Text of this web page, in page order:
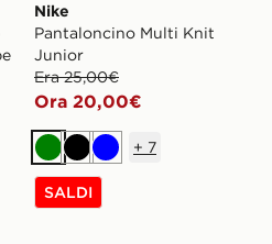
Nike
Pantaloncino Multi Knit
Junior
Era 25,00€
Ora 20,00€
VerdeNero
Blu
+ 7
SALDI